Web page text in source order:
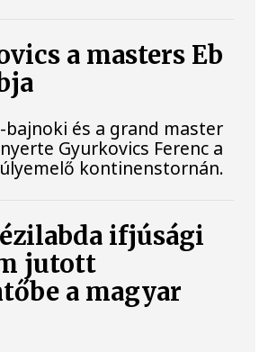
a masters Eb
bajnoki és a grand master
Gyurkovics Ferenc a
kontinenstornán.
ifjúsági
jutott
a magyar